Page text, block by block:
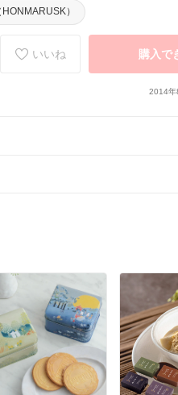
途540円（税込）【楽フェス
）
いいね 購入で
2014年